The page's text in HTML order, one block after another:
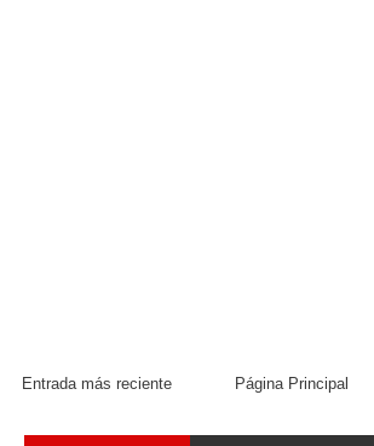
Entrada más reciente Página Principal